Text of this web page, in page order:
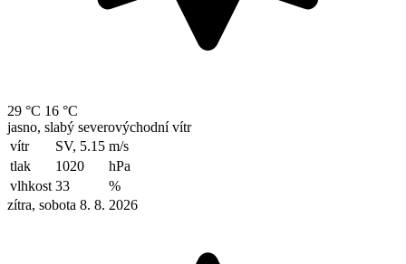
29 °C 16 °C
jasno, slabý severovýchodní vítr
vítr
SV, 5.15 m/s
tlak
1020
hPa
vlhkost 33
%
zítra, sobota 8. 8. 2026